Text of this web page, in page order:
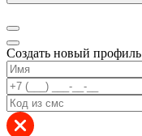
Создать новый профиль